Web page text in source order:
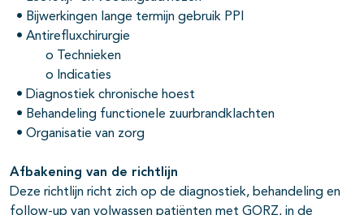
• Bijwerkingen lange termijn gebruik PPI
• Antirefluxchirurgie
o Technieken
o Indicaties
• Diagnostiek chronische hoest
• Behandeling functionele zuurbrandklachten
• Organisatie van zorg
Afbakening van de richtlijn
Deze richtlijn richt zich op de diagnostiek, behandeling en
follow-up van volwassen patiënten met GORZ, in de